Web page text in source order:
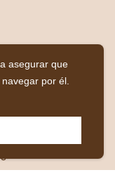
asegurar que
por él.